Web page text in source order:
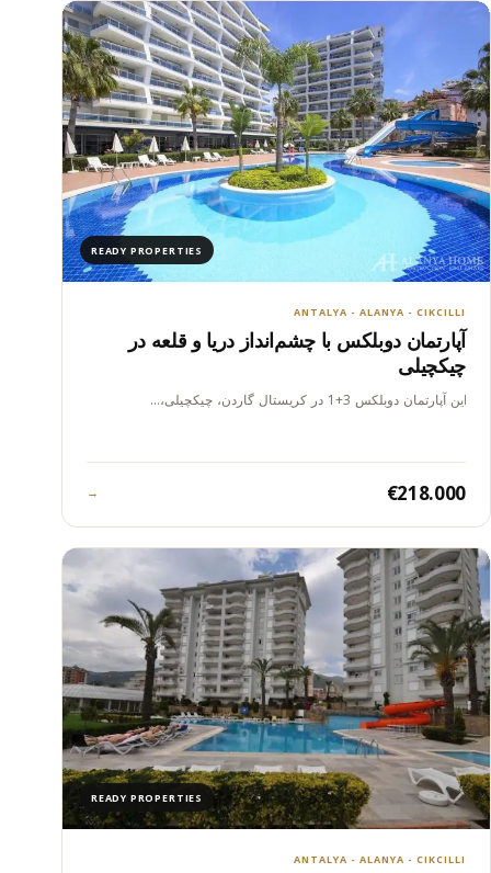
READY PROPERTIES
ANTALYA - ALANYA - CIKCILLI
آپارتمان دوبلکس با چشم‌انداز دریا و قلعه در
چیکچیلی
این آپارتمان دوبلکس 3+1 در کریستال گاردن، چیکچیلی،…
€218.000
→
READY PROPERTIES
ANTALYA - ALANYA - CIKCILLI